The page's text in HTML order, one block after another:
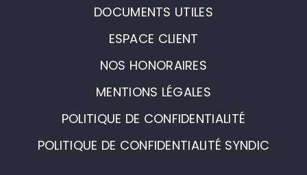
DOCUMENTS UTILES
ESPACE CLIENT
NOS HONORAIRES
MENTIONS LÉGALES
POLITIQUE DE CONFIDENTIALITÉ
POLITIQUE DE CONFIDENTIALITÉ SYNDIC